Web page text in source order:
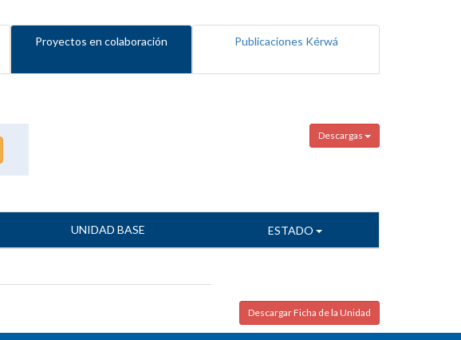
Proyectos en colaboración Publicaciones Kérwá
Descargas
UNIDAD BASE ESTADO
Descargar Ficha de la Unidad